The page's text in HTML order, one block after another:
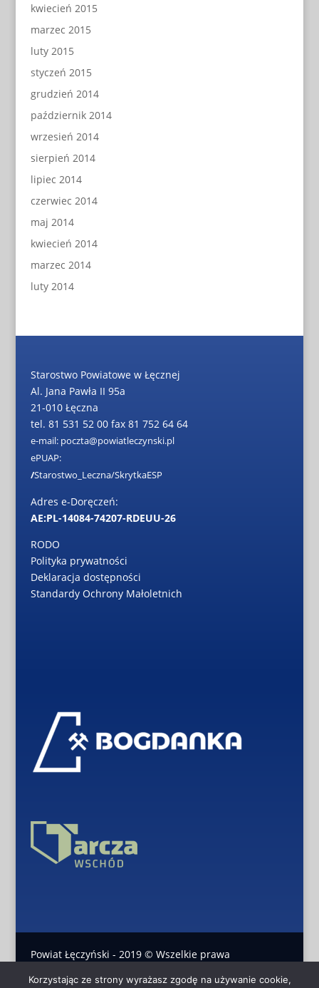
kwiecień 2015
marzec 2015
luty 2015
styczeń 2015
grudzień 2014
październik 2014
wrzesień 2014
sierpień 2014
lipiec 2014
czerwiec 2014
maj 2014
kwiecień 2014
marzec 2014
luty 2014
Starostwo Powiatowe w Łęcznej
Al. Jana Pawła II 95a
21-010 Łęczna
tel. 81 531 52 00 fax 81 752 64 64
e-mail: poczta@powiatleczynski.pl
ePUAP:
/Starostwo_Leczna/SkrytkaESP
Adres e-Doręczeń:
AE:PL-14084-74207-RDEUU-26
RODO
Polityka prywatności
Deklaracja dostępności
Standardy Ochrony Małoletnich
Powiat Łęczyński - 2019 © Wszelkie prawa
zastrzeżone
Korzystając ze strony wyrażasz zgodę na używanie cookie,